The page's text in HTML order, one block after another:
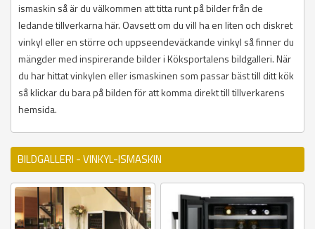
ismaskin så är du välkommen att titta runt på bilder från de
ledande tillverkarna här. Oavsett om du vill ha en liten och diskret
vinkyl eller en större och uppseendeväckande vinkyl så finner du
mängder med inspirerande bilder i Köksportalens bildgalleri. När
du har hittat vinkylen eller ismaskinen som passar bäst till ditt kök
så klickar du bara på bilden för att komma direkt till tillverkarens
hemsida.
BILDGALLERI - VINKYL-ISMASKIN